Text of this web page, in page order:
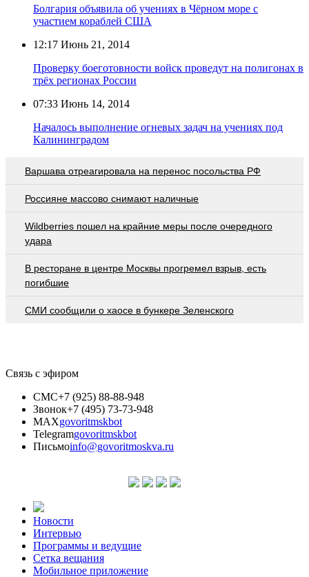
Болгария объявила об учениях в Чёрном море с
участием кораблей США
12:17 Июнь 21, 2014
Проверку боеготовности войск проведут на полигонах в
трёх регионах России
07:33 Июнь 14, 2014
Началось выполнение огневых задач на учениях под
Калининградом
Варшава отреагировала на перенос посольства РФ
Россияне массово снимают наличные
Wildberries пошел на крайние меры после очередного
удара
В ресторане в центре Москвы прогремел взрыв, есть
погибшие
СМИ сообщили о хаосе в бункере Зеленского
Связь с эфиром
СМС+7 (925) 88-88-948
Звонок+7 (495) 73-73-948
MAXgovoritmskbot
Telegramgovoritmskbot
Письмоinfo@govoritmoskva.ru
Новости
Интервью
Программы и ведущие
Сетка вещания
Мобильное приложение